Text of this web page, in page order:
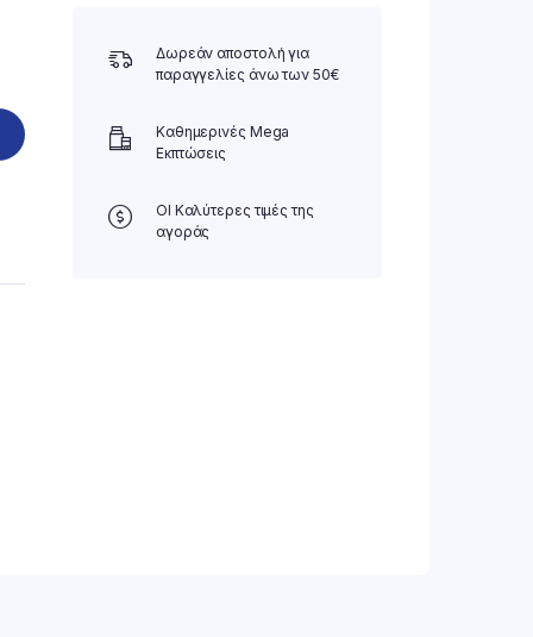
Δωρεάν αποστολή για
παραγγελίες άνω των 50€
Καθημερινές Mega
Εκπτώσεις
ΟΙ Καλύτερες τιμές της
αγοράς